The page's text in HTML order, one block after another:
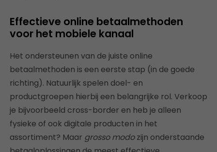
Effectieve online betaalmethoden
voor het mobiele kanaal
Het ondersteunen van de juiste online
betaalmethoden is een eerste stap (in de goede
richting). Natuurlijk spelen doel- en
productgroepen hierbij een belangrijke rol. Verkoop
je bijvoorbeeld cross-border en heb je alleen
fysieke of ook digitale producten in het
assortiment? Maar grosso modozijn onderstaande